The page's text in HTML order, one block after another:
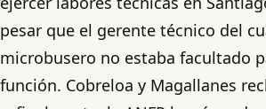
pesar que el gerente técnico del
microbusero no estaba facultado
función. Cobreloa y Magallanes